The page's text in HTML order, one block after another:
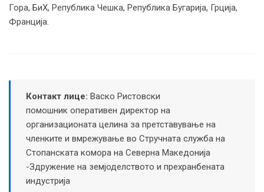
Гора, БиХ, Република Чешка, Република Бугарија, Грција,
Франција.
Контакт лице: Васко Ристовски
помошник оперативен директор на
организационата целина за претставување на
членките и вмрежување во Стручната служба на
Стопанската комора на Северна Македонија
-Здружение на земјоделството и прехранбената
индустрија